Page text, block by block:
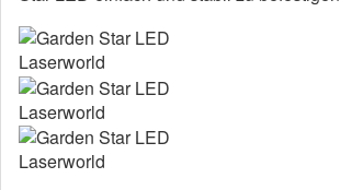
Laserworld
Laserworld
Laserworld